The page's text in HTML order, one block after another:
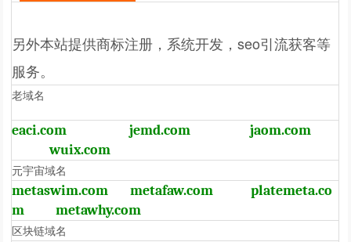
另外本站提供商标注册，系统开发，seo引流获客等
服务。
老域名
eaci.com jemd.com
jaom.com
wuix.com
元宇宙域名
metaswim.com metafaw.com
platemeta.co
m
metawhy.com
区块链域名